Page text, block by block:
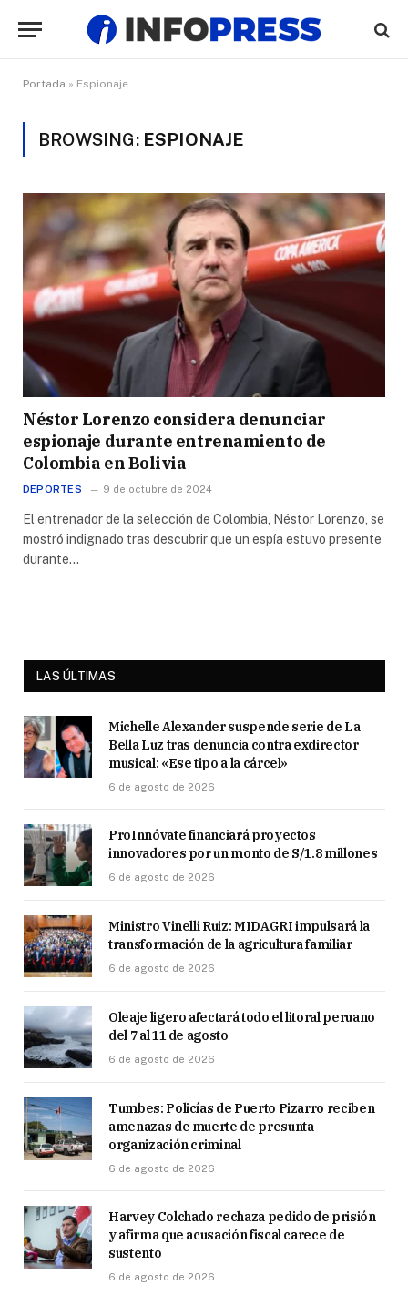
Portada » Espionaje
BROWSING: ESPIONAJE
Néstor Lorenzo considera denunciar
espionaje durante entrenamiento de
Colombia en Bolivia
DEPORTES 9 de octubre de 2024
El entrenador de la selección de Colombia, Néstor Lorenzo, se
mostró indignado tras descubrir que un espía estuvo presente
durante…
LAS ÚLTIMAS
Michelle Alexander suspende serie de La
Bella Luz tras denuncia contra exdirector
musical: «Ese tipo a la cárcel»
6 de agosto de 2026
ProInnóvate financiará proyectos
innovadores por un monto de S/1.8 millones
6 de agosto de 2026
Ministro Vinelli Ruiz: MIDAGRI impulsará la
transformación de la agricultura familiar
6 de agosto de 2026
Oleaje ligero afectará todo el litoral peruano
del 7 al 11 de agosto
6 de agosto de 2026
Tumbes: Policías de Puerto Pizarro reciben
amenazas de muerte de presunta
organización criminal
6 de agosto de 2026
Harvey Colchado rechaza pedido de prisión
y afirma que acusación fiscal carece de
sustento
6 de agosto de 2026